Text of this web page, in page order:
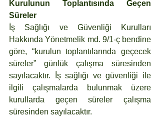
Kurulunun Toplantısında Geçen
Süreler
İş Sağlığı ve Güvenliği Kurulları
Hakkında Yönetmelik md. 9/1-ç bendine
göre, “kurulun toplantılarında geçecek
süreler” günlük çalışma süresinden
sayılacaktır. İş sağlığı ve güvenliği ile
ilgili çalışmalarda bulunmak üzere
kurullarda geçen süreler çalışma
süresinden sayılacaktır.